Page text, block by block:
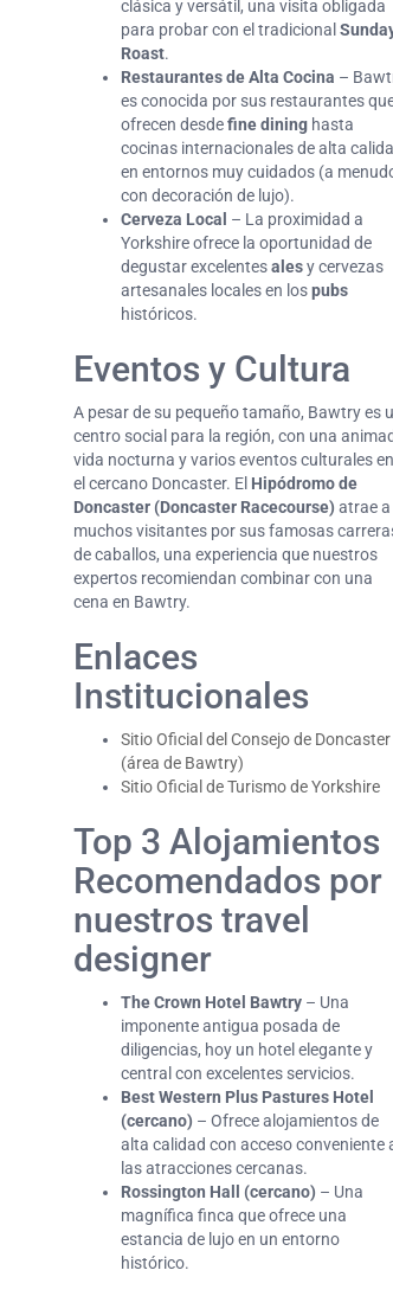
clásica y versátil, una visita obligada
para probar con el tradicional
Roast.
Restaurantes de Alta Cocina –
es conocida por sus restaurantes
ofrecen desdefine dining hasta
cocinas internacionales de alta
en entornos muy cuidados (a
con decoración de lujo).
Cerveza Local – La proximidad a
Yorkshire ofrece la oportunidad de
degustar excelentesalesy cervezas
artesanales locales en lospubs
históricos.
Eventos y Cultura
A pesar de su pequeño tamaño, Bawtry es
centro social para la región, con una
vida nocturna y varios eventos culturales en
el cercano Doncaster. El Hipódromo de
Doncaster (Doncaster Racecourse) atrae a
muchos visitantes por sus famosas
de caballos, una experiencia que nuestros
expertos recomiendan combinar con una
cena en Bawtry.
Enlaces
Institucionales
Sitio Oficial del Consejo de Doncaster
(área de Bawtry)
Sitio Oficial de Turismo de Yorkshire
Top 3 Alojamientos
Recomendados por
nuestros travel
designer
The Crown Hotel Bawtry – Una
imponente antigua posada de
diligencias, hoy un hotel elegante y
central con excelentes servicios.
Best Western Plus Pastures Hotel
(cercano) – Ofrece alojamientos de
alta calidad con acceso conveniente
las atracciones cercanas.
Rossington Hall (cercano) – Una
magnífica finca que ofrece una
estancia de lujo en un entorno
histórico.